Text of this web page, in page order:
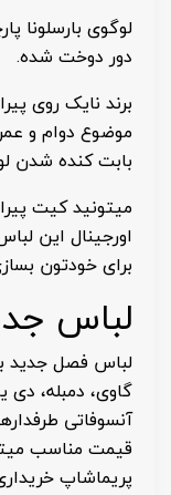
لوگوی
دور دوخت شده.
برند نایک روی
موضوع دوام و عمر
بابت کنده شدن
میتونید کیت
اورجینال این
برای خودتون
لباس
لباس فصل جدید
گاوی، دمبله،
آنسوفاتی
قیمت مناسب
پریماشاپ